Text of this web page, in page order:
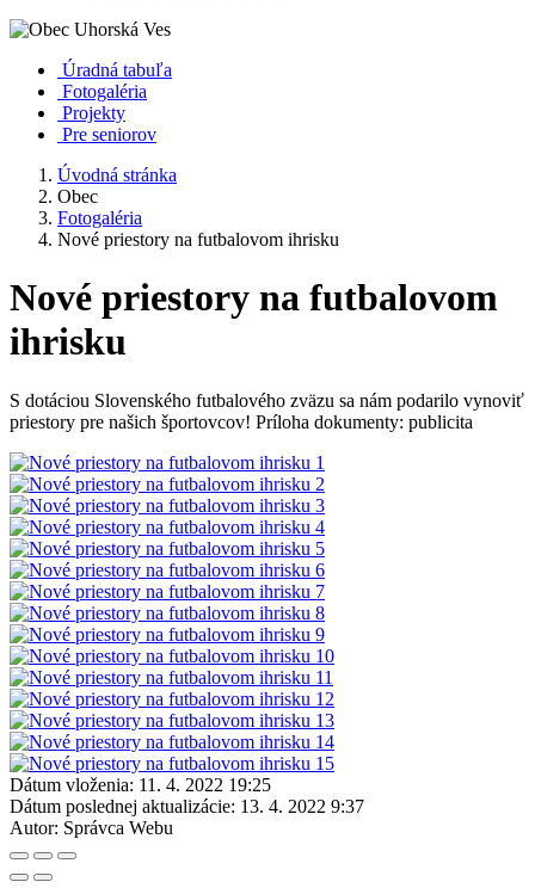
Úradná tabuľa
Fotogaléria
Projekty
Pre seniorov
Úvodná stránka
Obec
Fotogaléria
Nové priestory na futbalovom ihrisku
Nové priestory na futbalovom
ihrisku
S dotáciou Slovenského futbalového zväzu sa nám podarilo vynoviť
priestory pre našich športovcov! Príloha dokumenty: publicita
Dátum vloženia: 11. 4. 2022 19:25
Dátum poslednej aktualizácie: 13. 4. 2022 9:37
Autor: Správca Webu